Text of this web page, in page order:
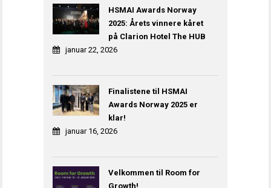
HSMAI Awards Norway
2025: Årets vinnere kåret
på Clarion Hotel The HUB
januar 22, 2026
Finalistene til HSMAI
Awards Norway 2025 er
klar!
januar 16, 2026
Velkommen til Room for
Growth!